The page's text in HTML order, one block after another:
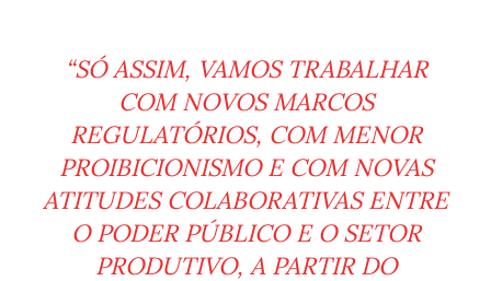
“SÓ ASSIM, VAMOS TRABALHAR
COM NOVOS MARCOS
REGULATÓRIOS, COM MENOR
PROIBICIONISMO E COM NOVAS
ATITUDES COLABORATIVAS ENTRE
O PODER PÚBLICO E O SETOR
PRODUTIVO, A PARTIR DO